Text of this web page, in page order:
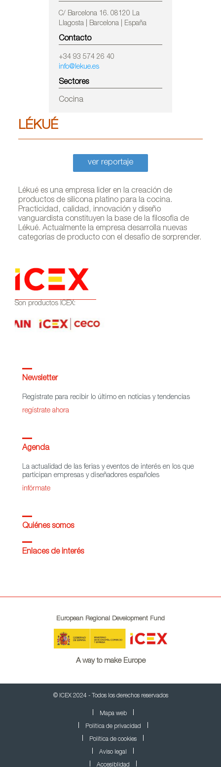
C/ Barcelona 16. 08120 La
Llagosta | Barcelona | España
Contacto
+34 93 574 26 40
info@lekue.es
Sectores
Cocina
LÉKUÉ
ver reportaje
Lékué es una empresa lider en la creación de
productos de silicona platino para la cocina.
Practicidad, calidad, innovación y diseño
vanguardista constituyen la base de la filosofia de
Lékué. Actualmente la empresa desarrolla nuevas
categorías de producto con el desafío de sorprender.
Son productos ICEX:
Newsletter
Regístrate para recibir lo último en noticias y tendencias
regístrate ahora
Agenda
La actualidad de las ferias y eventos de interés en los que
participan empresas y diseñadores españoles
infórmate
Quiénes somos
Enlaces de interés
European Regional Development Fund
A way to make Europe
© ICEX 2024 - Todos los derechos reservados
Mapa web
Política de privacidad
Política de cookies
Aviso legal
Accesiblidad